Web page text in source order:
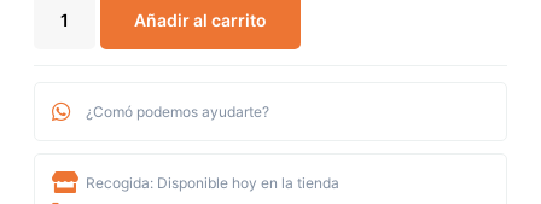
Añadir al carrito
¿Comó podemos ayudarte?
Recogida: Disponible hoy en la tienda